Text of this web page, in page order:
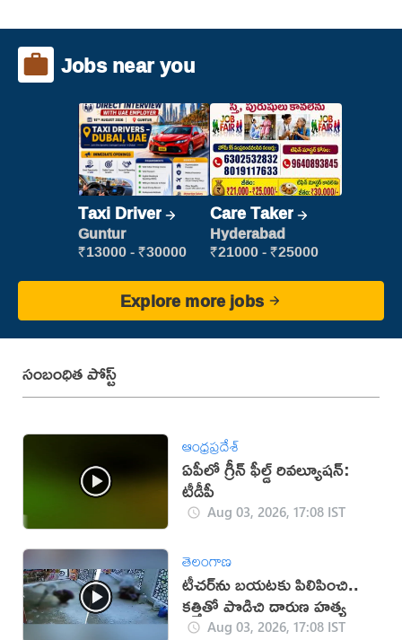
Jobs near you
Taxi Driver
Guntur
₹13000 - ₹30000
Care Taker
Hyderabad
₹21000 - ₹25000
Explore more jobs
సంబంధిత పోస్ట్
ఆంధ్రప్రదేశ్
ఏపీలో గ్రీన్ ఫీల్డ్ రివల్యూషన్:
టీడీపీ
Aug 03, 2026, 17:08 IST
తెలంగాణ
టీచర్‌ను బయటకు పిలిపించి..
కత్తితో పొడిచి దారుణ హత్య
Aug 03, 2026, 17:08 IST